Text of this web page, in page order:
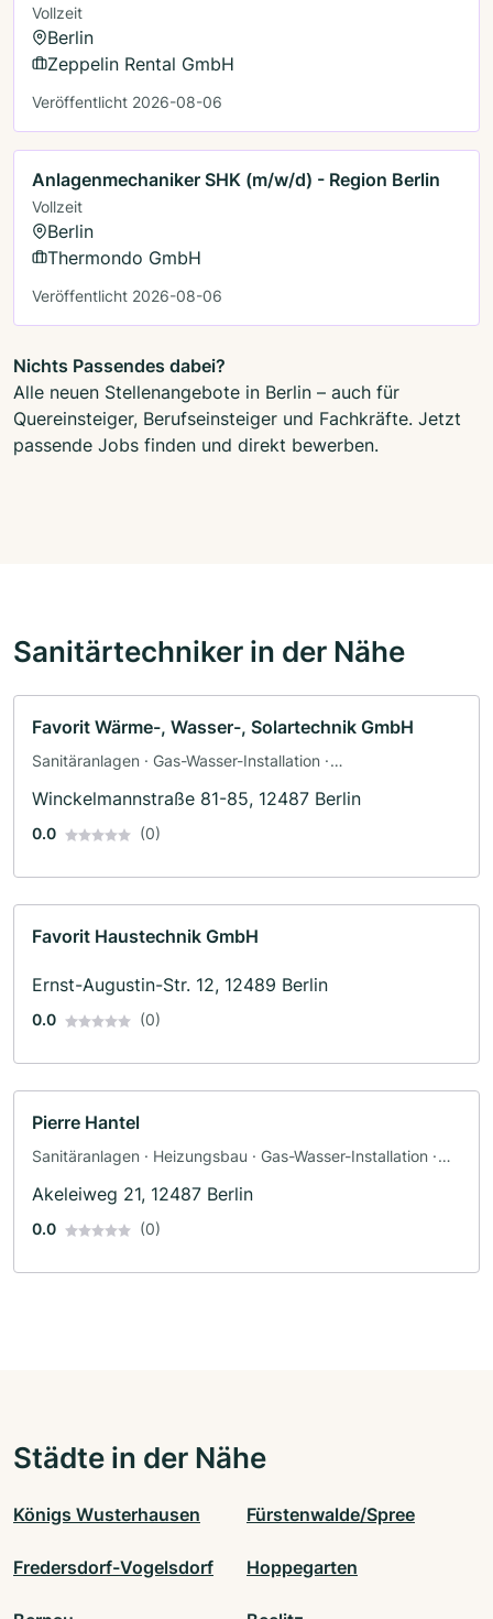
Vollzeit
Berlin
Zeppelin Rental GmbH
Veröffentlicht 2026-08-06
Anlagenmechaniker SHK (m/w/d) - Region Berlin
Vollzeit
Berlin
Thermondo GmbH
Veröffentlicht 2026-08-06
Nichts Passendes dabei?
Alle neuen Stellenangebote in Berlin – auch für
Quereinsteiger, Berufseinsteiger und Fachkräfte. Jetzt
passende Jobs finden und direkt bewerben.
Sanitärtechniker in der Nähe
Favorit Wärme-, Wasser-, Solartechnik GmbH
Sanitäranlagen · Gas-Wasser-Installation ·
Winckelmannstraße 81-85, 12487 Berlin
0.0 (0)
Favorit Haustechnik GmbH
Ernst-Augustin-Str. 12, 12489 Berlin
0.0 (0)
Pierre Hantel
Sanitäranlagen · Heizungsbau · Gas-Wasser-Installation ·
Akeleiweg 21, 12487 Berlin
0.0 (0)
Städte in der Nähe
Königs Wusterhausen Fürstenwalde/Spree
Fredersdorf-Vogelsdorf Hoppegarten